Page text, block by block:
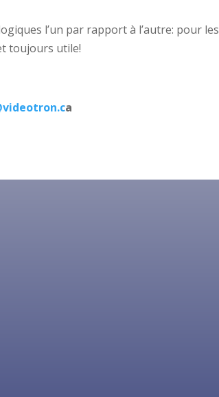
l’un par rapport à l’autre: pour les
toujours utile!
a